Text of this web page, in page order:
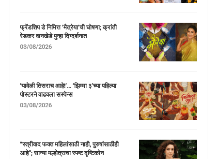
फ्रेंडशिप डे निमित्त ‘मैत्रेया’ची घोषणा; क्रांती
रेडकर वानखेडे पुन्हा दिग्दर्शनात
03/08/2026
‘यावेळी तिसराच आहे!’… ‘झिम्मा ३’च्या पहिल्या
पोस्टरने वाढवला सस्पेन्स
03/08/2026
“स्त्रीवाद फक्त महिलांसाठी नाही, पुरुषांसाठीही
आहे”; सान्या मल्होत्राचा स्पष्ट दृष्टिकोन